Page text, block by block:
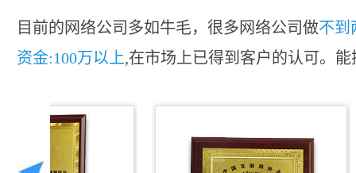
目前的网络公司多如牛毛，很多网络公司做不到
资金:100万以上,在市场上已得到客户的认可。